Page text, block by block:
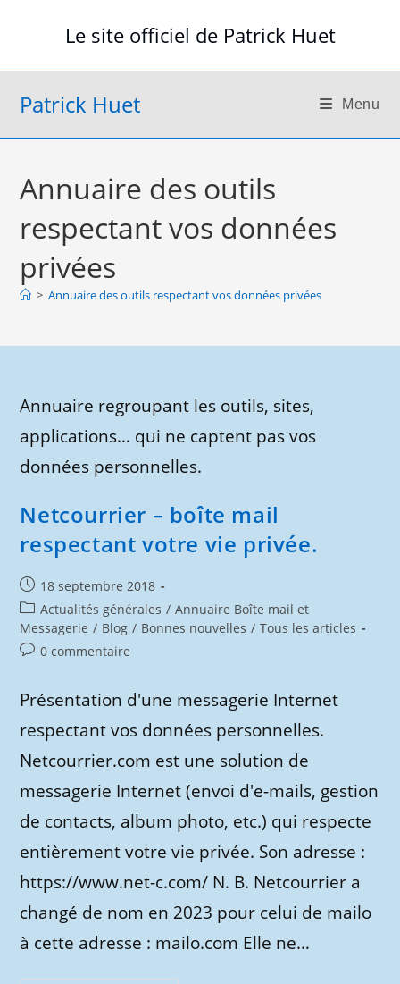
Le site officiel de Patrick Huet
Patrick Huet Menu
Annuaire des outils
respectant vos données
privées
> Annuaire des outils respectant vos données privées
Annuaire regroupant les outils, sites,
applications… qui ne captent pas vos
données personnelles.
Netcourrier – boîte mail
respectant votre vie privée.
Publication
publiée :
18 septembre 2018
Post
category:
Actualités générales / Annuaire Boîte mail et
Messagerie / Blog / Bonnes nouvelles / Tous les articles
Commentaires
publication :
0 commentaire
Présentation d'une messagerie Internet
respectant vos données personnelles.
Netcourrier.com est une solution de
messagerie Internet (envoi d'e-mails, gestion
de contacts, album photo, etc.) qui respecte
entièrement votre vie privée. Son adresse :
https://www.net-c.com/ N. B. Netcourrier a
changé de nom en 2023 pour celui de mailo
à cette adresse : mailo.com Elle ne…